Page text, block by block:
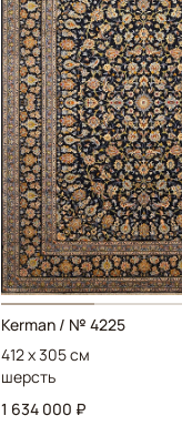
Kerman / № 4225
412 x 305 см
шерсть
1 634 000 ₽